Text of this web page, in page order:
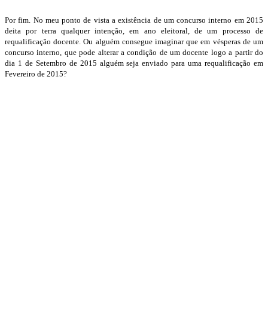
Por fim. No meu ponto de vista a existência de um concurso interno em 2015
deita por terra qualquer intenção, em ano eleitoral, de um processo de
requalificação docente. Ou alguém consegue imaginar que em vésperas de um
concurso interno, que pode alterar a condição de um docente logo a partir do
dia 1 de Setembro de 2015 alguém seja enviado para uma requalificação em
Fevereiro de 2015?